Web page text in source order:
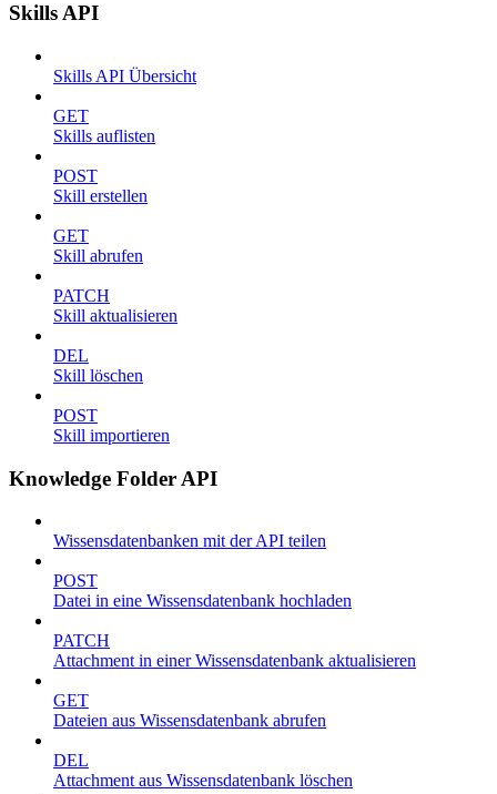
Skills API
Skills API Übersicht
GET
Skills auflisten
POST
Skill erstellen
GET
Skill abrufen
PATCH
Skill aktualisieren
DEL
Skill löschen
POST
Skill importieren
Knowledge Folder API
Wissensdatenbanken mit der API teilen
POST
Datei in eine Wissensdatenbank hochladen
PATCH
Attachment in einer Wissensdatenbank aktualisieren
GET
Dateien aus Wissensdatenbank abrufen
DEL
Attachment aus Wissensdatenbank löschen